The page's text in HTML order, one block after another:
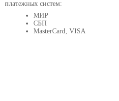
платежных систем:
МИР
СБП
MasterCard, VISA